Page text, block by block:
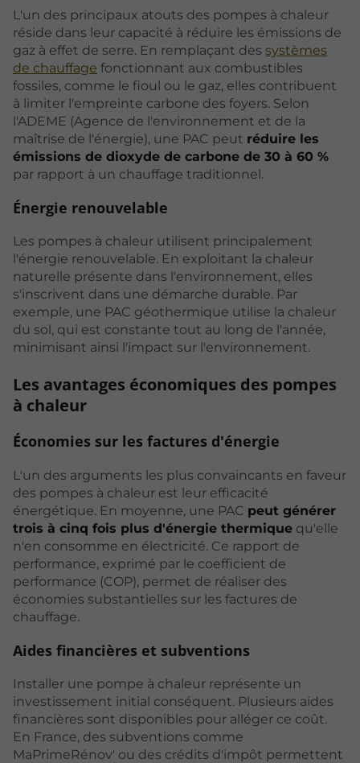
L'un des principaux atouts des pompes à chaleur
réside dans leur capacité à réduire les émissions de
gaz à effet de serre. En remplaçant des systèmes
de chauffage fonctionnant aux combustibles
fossiles, comme le fioul ou le gaz, elles contribuent
à limiter l'empreinte carbone des foyers. Selon
l'ADEME (Agence de l'environnement et de la
maîtrise de l'énergie), une PAC peut réduire les
émissions de dioxyde de carbone de 30 à 60 %
par rapport à un chauffage traditionnel.
Énergie renouvelable
Les pompes à chaleur utilisent principalement
l'énergie renouvelable. En exploitant la chaleur
naturelle présente dans l'environnement, elles
s'inscrivent dans une démarche durable. Par
exemple, une PAC géothermique utilise la chaleur
du sol, qui est constante tout au long de l'année,
minimisant ainsi l'impact sur l'environnement.
Les avantages économiques des pompes
à chaleur
Économies sur les factures d'énergie
L'un des arguments les plus convaincants en faveur
des pompes à chaleur est leur efficacité
énergétique. En moyenne, une PAC peut générer
trois à cinq fois plus d'énergie thermique qu'elle
n'en consomme en électricité. Ce rapport de
performance, exprimé par le coefficient de
performance (COP), permet de réaliser des
économies substantielles sur les factures de
chauffage.
Aides financières et subventions
Installer une pompe à chaleur représente un
investissement initial conséquent. Plusieurs aides
financières sont disponibles pour alléger ce coût.
En France, des subventions comme
MaPrimeRénov' ou des crédits d'impôt permettent